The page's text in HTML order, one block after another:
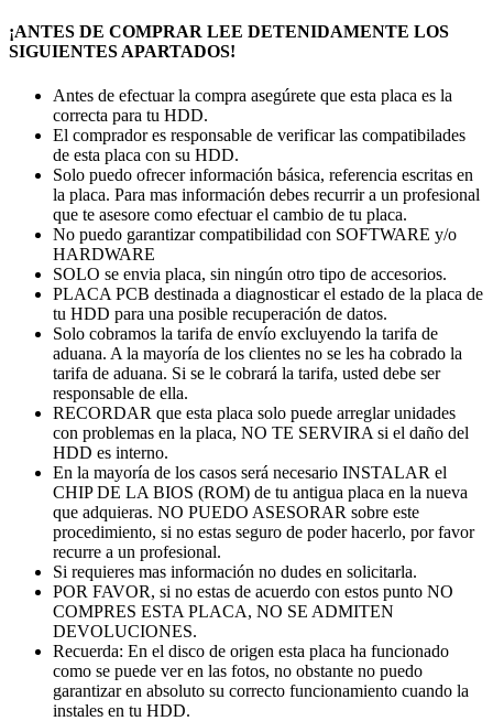
¡ANTES DE COMPRAR LEE DETENIDAMENTE LOS
SIGUIENTES APARTADOS!
Antes de efectuar la compra asegúrete que esta placa es la
correcta para tu HDD.
El comprador es responsable de verificar las compatibilades
de esta placa con su HDD.
Solo puedo ofrecer información básica, referencia escritas en
la placa. Para mas información debes recurrir a un profesional
que te asesore como efectuar el cambio de tu placa.
No puedo garantizar compatibilidad con SOFTWARE y/o
HARDWARE
SOLO se envia placa, sin ningún otro tipo de accesorios.
PLACA PCB destinada a diagnosticar el estado de la placa de
tu HDD para una posible recuperación de datos.
Solo cobramos la tarifa de envío excluyendo la tarifa de
aduana. A la mayoría de los clientes no se les ha cobrado la
tarifa de aduana. Si se le cobrará la tarifa, usted debe ser
responsable de ella.
RECORDAR que esta placa solo puede arreglar unidades
con problemas en la placa, NO TE SERVIRA si el daño del
HDD es interno.
En la mayoría de los casos será necesario INSTALAR el
CHIP DE LA BIOS (ROM) de tu antigua placa en la nueva
que adquieras. NO PUEDO ASESORAR sobre este
procedimiento, si no estas seguro de poder hacerlo, por favor
recurre a un profesional.
Si requieres mas información no dudes en solicitarla.
POR FAVOR, si no estas de acuerdo con estos punto NO
COMPRES ESTA PLACA, NO SE ADMITEN
DEVOLUCIONES.
Recuerda: En el disco de origen esta placa ha funcionado
como se puede ver en las fotos, no obstante no puedo
garantizar en absoluto su correcto funcionamiento cuando la
instales en tu HDD.